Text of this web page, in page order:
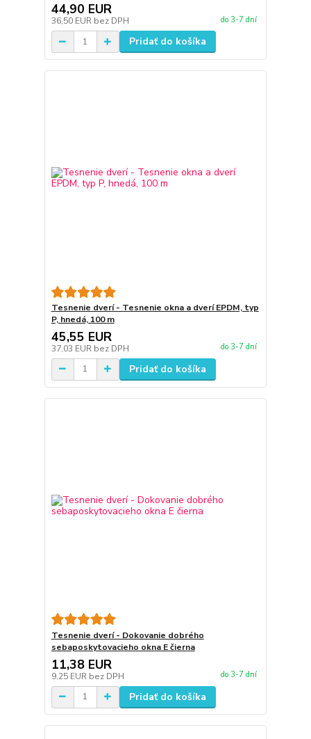
44,90 EUR
36,50 EUR bez DPH do 3-7 dní
Pridať do košíka
Tesnenie dverí - Tesnenie okna a dverí EPDM, typ
P, hnedá, 100 m
45,55 EUR
37,03 EUR bez DPH do 3-7 dní
Pridať do košíka
Tesnenie dverí - Dokovanie dobrého
sebaposkytovacieho okna E čierna
11,38 EUR
9,25 EUR bez DPH do 3-7 dní
Pridať do košíka